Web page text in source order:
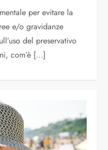
per evitare la
e/o gravidanze
del preservativo
com’è […]